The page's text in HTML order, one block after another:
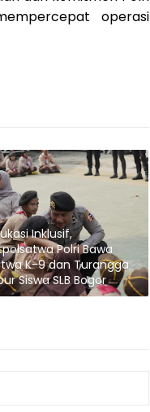
operasi
Inklusif,
Polri Bawa
K-9 dan Turangga
Siswa SLB Bogor